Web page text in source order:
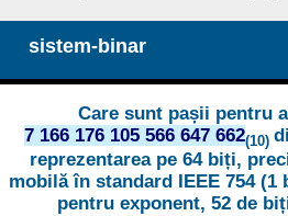
sistem-binar
Care sunt pașii pentru
7 166 176 105 566 647 662(10)
reprezentarea pe 64 biți,
mobilă în standard IEEE 754
pentru exponent, 52 de